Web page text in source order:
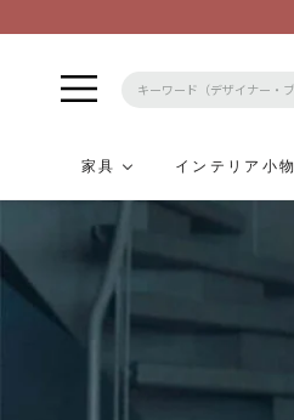
テ
ン
家具 インテリア小物